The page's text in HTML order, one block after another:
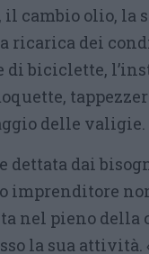
il cambio olio,
ricarica dei
di biciclette,
delle valigie.
dettata dai
imprenditore
nel pieno della
la sua